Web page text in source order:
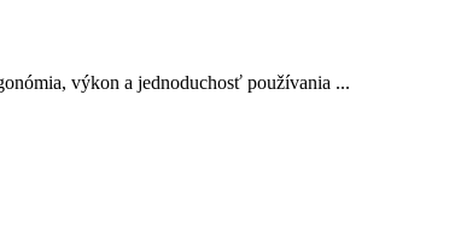
výkon a jednoduchosť používania ...